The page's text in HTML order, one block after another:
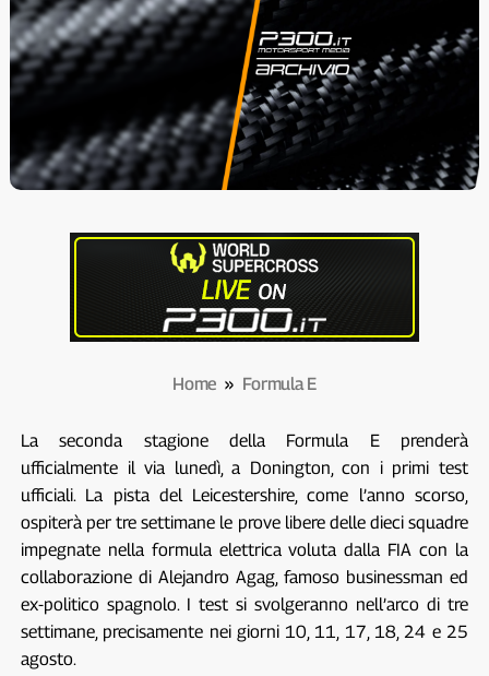
Home » Formula E
La seconda stagione della Formula E prenderà
ufficialmente il via lunedì, a Donington, con i primi test
ufficiali. La pista del Leicestershire, come l’anno scorso,
ospiterà per tre settimane le prove libere delle dieci squadre
impegnate nella formula elettrica voluta dalla FIA con la
collaborazione di Alejandro Agag, famoso businessman ed
ex-politico spagnolo. I test si svolgeranno nell’arco di tre
settimane, precisamente nei giorni 10, 11, 17, 18, 24 e 25
agosto.